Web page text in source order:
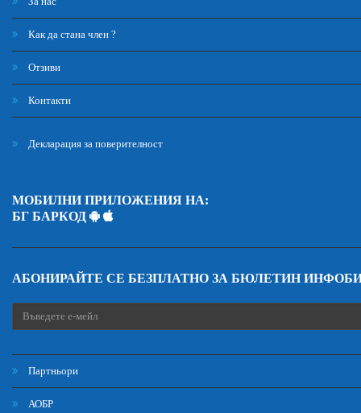
Как да стана член ?
Отзиви
Контакти
Декларация за поверителност
МОБИЛНИ ПРИЛОЖЕНИЯ НА:
БГ БАРКОД
АБОНИРАЙТЕ СЕ БЕЗПЛАТНО ЗА БЮЛЕТИН
Партньори
АОБР